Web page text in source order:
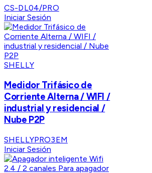
CS-DL04/PRO
Iniciar Sesión
SHELLY
Medidor Trifásico de
Corriente Alterna / WIFI /
industrial y residencial /
Nube P2P
SHELLYPRO3EM
Iniciar Sesión